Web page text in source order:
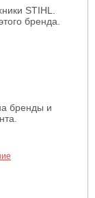
STIHL.
бренда.
бренды и